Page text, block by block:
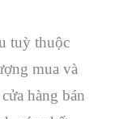
tuỳ thuộc
mua và
hàng bán